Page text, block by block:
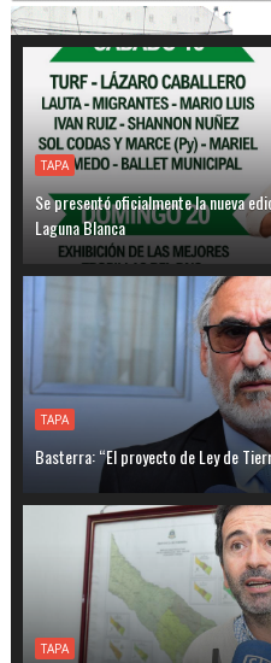
TAPA
Se presentó oficialmente la nueva
Laguna Blanca
TAPA
Basterra: “El proyecto de Ley de
TAPA